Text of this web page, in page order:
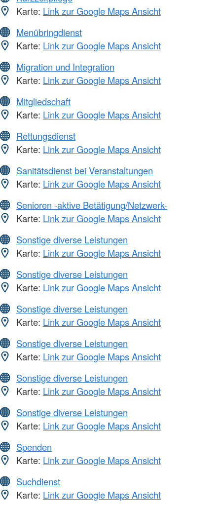
Karte: Link zur Google Maps Ansicht
Menübringdienst
Karte: Link zur Google Maps Ansicht
Migration und Integration
Karte: Link zur Google Maps Ansicht
Mitgliedschaft
Karte: Link zur Google Maps Ansicht
Rettungsdienst
Karte: Link zur Google Maps Ansicht
Sanitätsdienst bei Veranstaltungen
Karte: Link zur Google Maps Ansicht
Senioren -aktive Betätigung/Netzwerk-
Karte: Link zur Google Maps Ansicht
Sonstige diverse Leistungen
Karte: Link zur Google Maps Ansicht
Sonstige diverse Leistungen
Karte: Link zur Google Maps Ansicht
Sonstige diverse Leistungen
Karte: Link zur Google Maps Ansicht
Sonstige diverse Leistungen
Karte: Link zur Google Maps Ansicht
Sonstige diverse Leistungen
Karte: Link zur Google Maps Ansicht
Sonstige diverse Leistungen
Karte: Link zur Google Maps Ansicht
Spenden
Karte: Link zur Google Maps Ansicht
Suchdienst
Karte: Link zur Google Maps Ansicht